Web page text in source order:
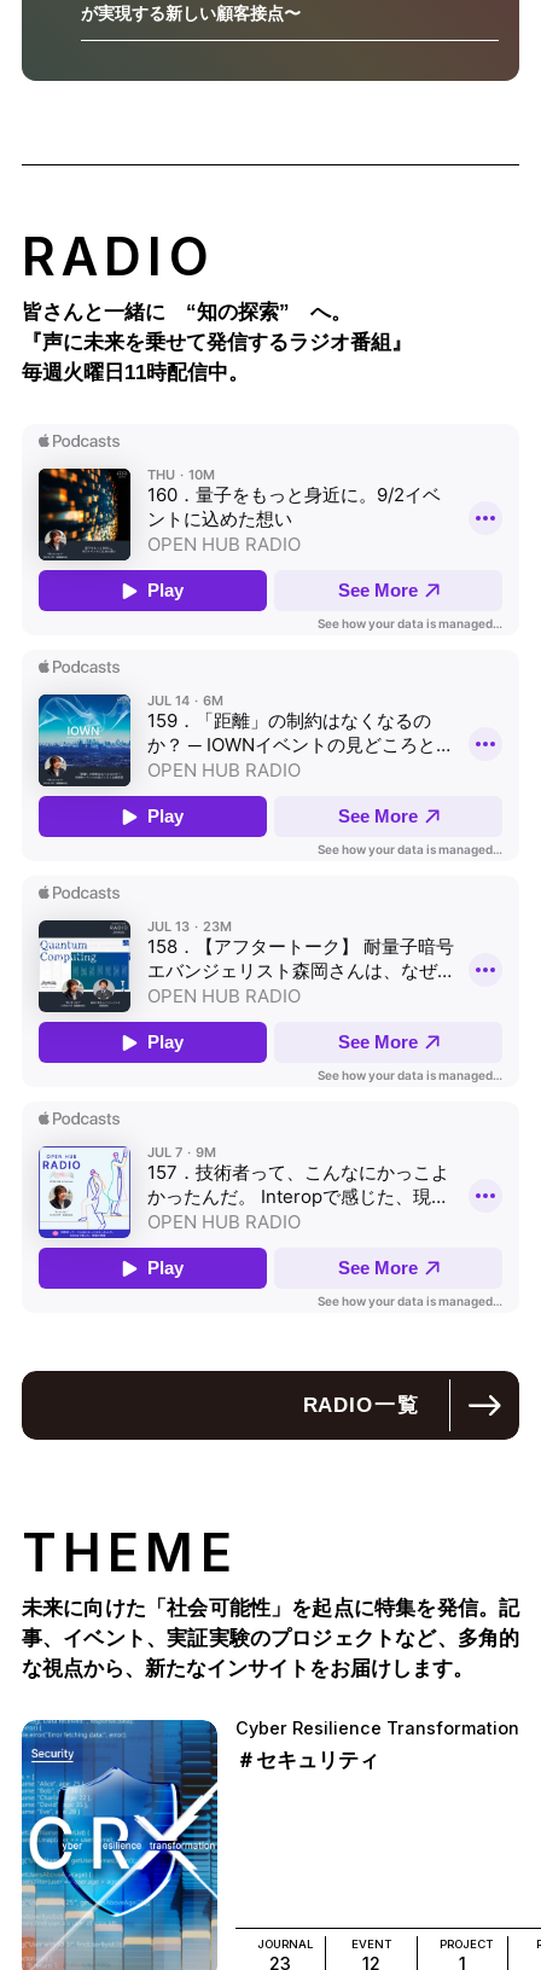
が実現する新しい顧客接点〜
RADIO
皆さんと一緒に “知の探索” へ。
『声に未来を乗せて発信するラジオ番組』
毎週火曜日11時配信中。
RADIO一覧
THEME
未来に向けた「社会可能性」を起点に特集を発信。記
事、イベント、実証実験のプロジェクトなど、多角的
な視点から、新たなインサイトをお届けします。
Cyber Resilience Transformation
＃セキュリティ
JOURNAL
23
EVENT
12
PROJECT
1